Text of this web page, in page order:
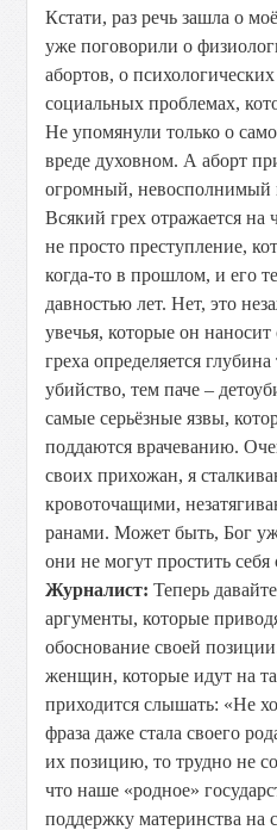
Кстати, раз речь зашла о
уже поговорили о
абортов, о
социальных проблемах,
Не упомянули только о
вреде духовном. А аборт
огромный, невосполнимый
Всякий грех отражается на
не просто преступление,
когда-то в прошлом, и его
давностью лет. Нет, это
увечья, которые он
греха определяется
убийство, тем паче –
самые серьёзные язвы,
поддаются врачеванию.
своих прихожан, я
кровоточащими,
ранами. Может быть, Бог
они не могут простить себя
Журналист: Теперь
аргументы, которые
обоснование своей
женщин, которые идут на
приходится слышать: «Не
фраза даже стала своего
их позицию, то трудно не
что наше «родное»
поддержку материнства на